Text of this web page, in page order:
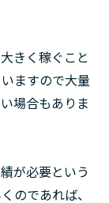
きく稼ぐこと
ますので大量
場合もありま
が必要という
のであれば、